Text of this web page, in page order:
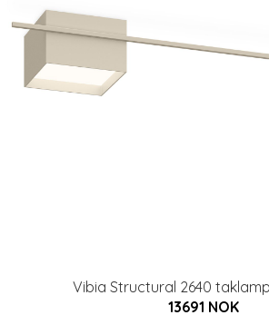
Vibia Structural 2640
13691 NOK